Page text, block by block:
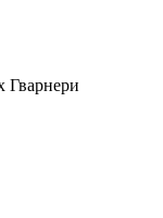
Гварнери